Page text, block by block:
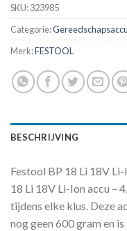
SKU:323985
Categorie:
Merk:FESTOOL
BESCHRIJVING
Festool BP 18 Li 18V
18 Li 18V Li-Ion accu –
tijdens elke klus. Deze
nog geen 600 gram en